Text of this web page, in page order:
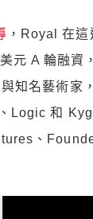
，Royal 在
元 A 輪融資
知名藝術家
Logic 和
、